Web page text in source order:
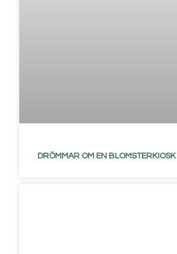
DRÖMMAR OM EN BLOMSTERKIOSK